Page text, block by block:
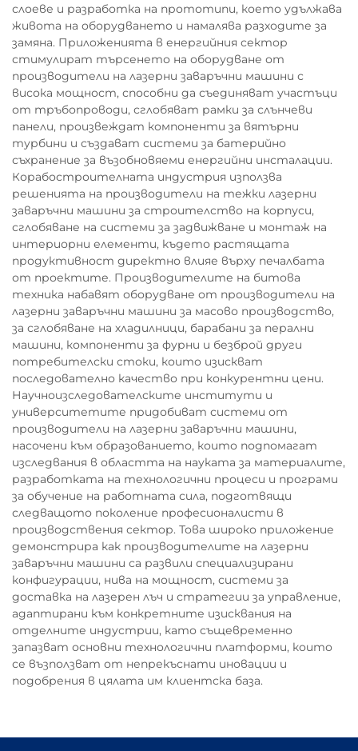
слоеве и разработка на прототипи, което удължава
живота на оборудването и намалява разходите за
замяна. Приложенията в енергийния сектор
стимулират търсенето на оборудване от
производители на лазерни заваръчни машини с
висока мощност, способни да съединяват участъци
от тръбопроводи, сглобяват рамки за слънчеви
панели, произвеждат компоненти за вятърни
турбини и създават системи за батерийно
съхранение за възобновяеми енергийни инсталации.
Корабостроителната индустрия използва
решенията на производители на тежки лазерни
заваръчни машини за строителство на корпуси,
сглобяване на системи за задвижване и монтаж на
интериорни елементи, където растящата
продуктивност директно влияе върху печалбата
от проектите. Производителите на битова
техника набавят оборудване от производители на
лазерни заваръчни машини за масово производство,
за сглобяване на хладилници, барабани за перални
машини, компоненти за фурни и безброй други
потребителски стоки, които изискват
последователно качество при конкурентни цени.
Научноизследователските институти и
университетите придобиват системи от
производители на лазерни заваръчни машини,
насочени към образованието, които подпомагат
изследвания в областта на науката за материалите,
разработката на технологични процеси и програми
за обучение на работната сила, подготвящи
следващото поколение професионалисти в
производствения сектор. Това широко приложение
демонстрира как производителите на лазерни
заваръчни машини са развили специализирани
конфигурации, нива на мощност, системи за
доставка на лазерен лъч и стратегии за управление,
адаптирани към конкретните изисквания на
отделните индустрии, като същевременно
запазват основни технологични платформи, които
се възползват от непрекъснати иновации и
подобрения в цялата им клиентска база.